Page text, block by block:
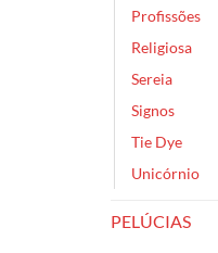
Profissões
Religiosa
Sereia
Signos
Tie Dye
Unicórnio
PELÚCIAS